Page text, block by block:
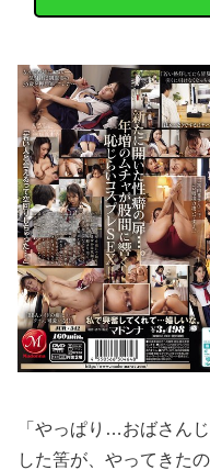
「やっぱり…おばさん
した筈が、やってきた